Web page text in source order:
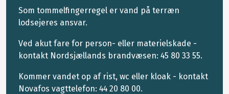
Som tommelfingerregel er vand på terræn
lodsejeres ansvar.
Ved akut fare for person- eller materielskade -
kontakt Nordsjællands brandvæsen: 45 80 33 55.
Kommer vandet op af rist, wc eller kloak - kontakt
Novafos vagttelefon: 44 20 80 00.